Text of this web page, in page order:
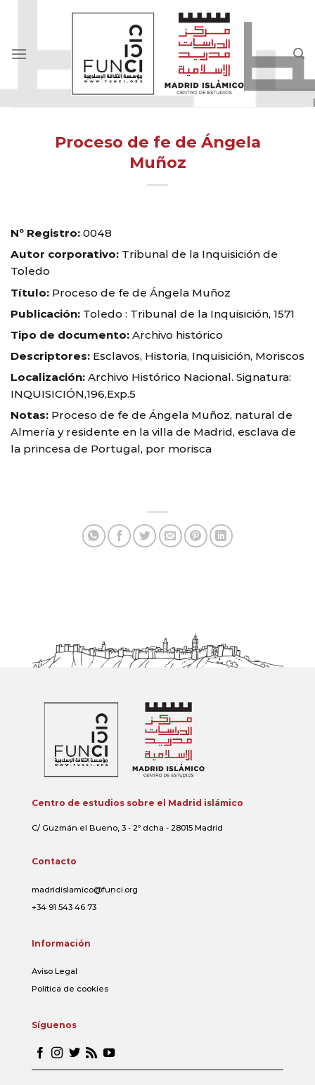
Proceso de fe de Ángela
Muñoz
Nº Registro: 0048
Autor corporativo: Tribunal de la Inquisición de
Toledo
Título: Proceso de fe de Ángela Muñoz
Publicación: Toledo : Tribunal de la Inquisición, 1571
Tipo de documento: Archivo histórico
Descriptores: Esclavos, Historia, Inquisición, Moriscos
Localización: Archivo Histórico Nacional. Signatura:
INQUISICIÓN,196,Exp.5
Notas: Proceso de fe de Ángela Muñoz, natural de
Almería y residente en la villa de Madrid, esclava de
la princesa de Portugal, por morisca
Centro de estudios sobre el Madrid islámico
C/ Guzmán el Bueno, 3 - 2º dcha - 28015 Madrid
Contacto
madridislamico@funci.org
+34 91 543 46 73
Información
Aviso Legal
Política de cookies
Síguenos